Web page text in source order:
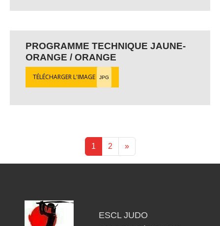
PROGRAMME TECHNIQUE JAUNE-
ORANGE / ORANGE
TÉLÉCHARGER L'IMAGE JPG
1 2 »
ESCL JUDO